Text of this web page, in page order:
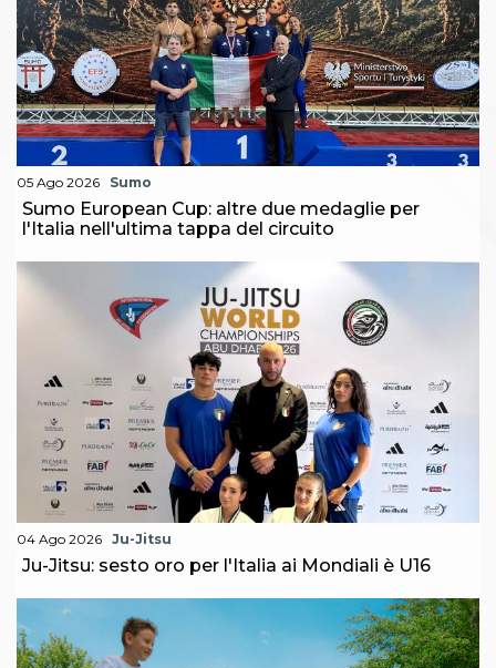
05 Ago 2026 Sumo
Sumo European Cup: altre due medaglie per
l'Italia nell'ultima tappa del circuito
04 Ago 2026 Ju-Jitsu
Ju-Jitsu: sesto oro per l'Italia ai Mondiali è U16